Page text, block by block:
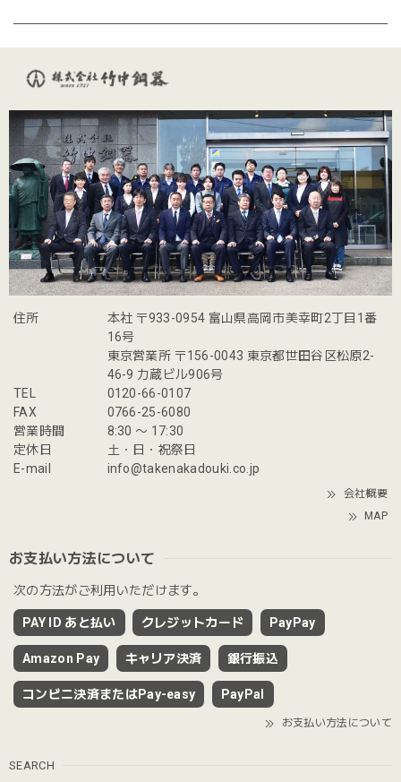
住所
本社 〒933-0954 富山県高岡市美幸町2丁目1番
16号
東京営業所 〒156-0043 東京都世田谷区松原2-
46-9 力蔵ビル906号
TEL
0120-66-0107
FAX
0766-25-6080
営業時間
8:30 〜 17:30
定休日
土・日・祝祭日
E-mail
info@takenakadouki.co.jp
会社概要
MAP
お支払い方法について
次の方法がご利用いただけます。
PAY ID あと払い クレジットカード PayPay
Amazon Pay キャリア決済 銀行振込
コンビニ決済またはPay-easy PayPal
お支払い方法について
SEARCH